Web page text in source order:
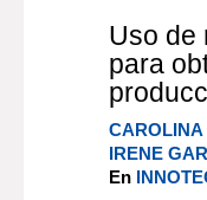
Uso de
para
IRENE
En